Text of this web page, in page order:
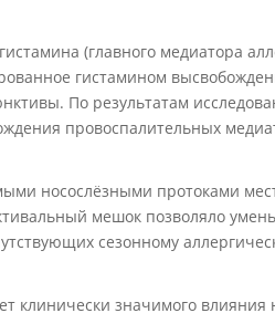
(главного медиатора
гистамином
По результатам
провоспалительных
носослёзными протоками
мешок позволяло
сезонному
клинически значимого влияния